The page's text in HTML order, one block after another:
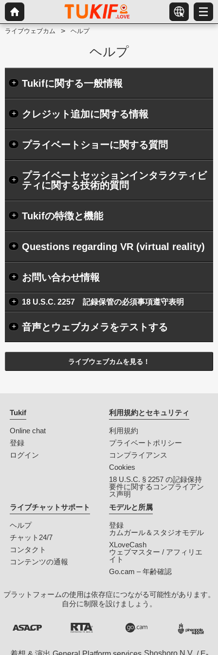
ライブウェブカム ヘルプ
ヘルプ
+ Tukifに関する一般情報
+ クレジット追加に関する情報
+ プライベートショーに関する質問
+
プライベートセッションインタラクティビ
ティに関する技術的質問
+ Tukifの特徴と機能
+ Questions regarding VR (virtual reality)
+ お問い合わせ情報
+ 18 U.S.C. 2257 記録保管の必須事項遵守表明
+ 音声とウェブカメラをテストする
ライブウェブカムを見る！
Tukif
Online chat
登録
ログイン
利用規約とセキュリティ
利用規約
プライベートポリシー
コンプライアンス
Cookies
18 U.S.C. § 2257 の記録保持
要件に関するコンプライアン
ス声明
ライブチャットサポート
ヘルプ
チャット24/7
コンタクト
コンテンツの通報
モデルと所属
登録
カムガール＆スタジオモデル
XLoveCash
ウェブマスター / アフィリエ
イト
Go.cam – 年齢確認
プラットフォームの使用は依存症につながる可能性があります。
自分に制限を設けましょう。